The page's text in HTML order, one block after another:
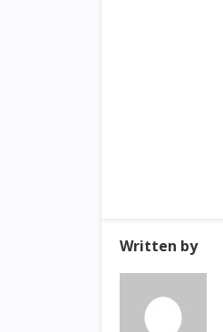
Written by